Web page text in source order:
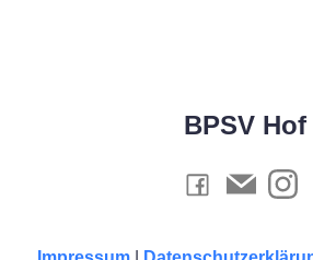
BPSV Hof